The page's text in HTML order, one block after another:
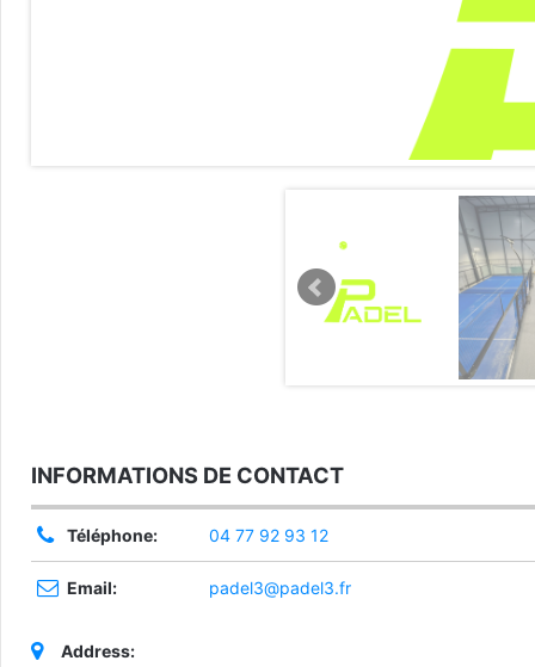
Address:
INFORMATIONS DE CONTACT
Téléphone: 04 77 92 93 12
Email: padel3@padel3.fr